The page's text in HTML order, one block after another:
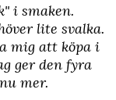
i smaken.
lite svalka.
mig att köpa i
ger den fyra
mer.